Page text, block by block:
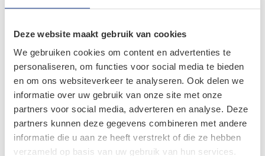
Deze website maakt gebruik van cookies
We gebruiken cookies om content en advertenties te
personaliseren, om functies voor social media te bieden
en om ons websiteverkeer te analyseren. Ook delen we
informatie over uw gebruik van onze site met onze
partners voor social media, adverteren en analyse. Deze
partners kunnen deze gegevens combineren met andere
informatie die u aan ze heeft verstrekt of die ze hebben
verzameld op basis van uw gebruik van hun services.
Travellife Altea Bestekset 16-delig